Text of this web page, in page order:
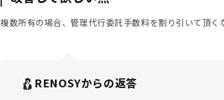
複数所有の場合、管理代行委託手数料を割り引いて頂く
RENOSYからの返答